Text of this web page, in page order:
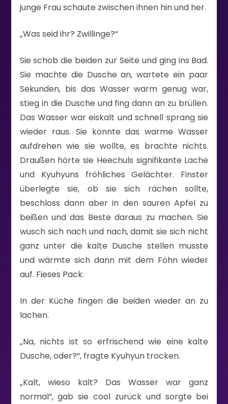
junge Frau schaute zwischen ihnen hin und her.
„Was seid ihr? Zwillinge?“
Sie schob die beiden zur Seite und ging ins Bad.
Sie machte die Dusche an, wartete ein paar
Sekunden, bis das Wasser warm genug war,
stieg in die Dusche und fing dann an zu brüllen.
Das Wasser war eiskalt und schnell sprang sie
wieder raus. Sie konnte das warme Wasser
aufdrehen wie sie wollte, es brachte nichts.
Draußen hörte sie Heechuls signifikante Lache
und Kyuhyuns fröhliches Gelächter. Finster
überlegte sie, ob sie sich rächen sollte,
beschloss dann aber in den sauren Apfel zu
beißen und das Beste daraus zu machen. Sie
wusch sich nach und nach, damit sie sich nicht
ganz unter die kalte Dusche stellen musste
und wärmte sich dann mit dem Föhn wieder
auf. Fieses Pack.
In der Küche fingen die beiden wieder an zu
lachen.
„Na, nichts ist so erfrischend wie eine kalte
Dusche, oder?“, fragte Kyuhyun trocken.
„Kalt, wieso kalt? Das Wasser war ganz
normal“, gab sie cool zurück und sorgte bei